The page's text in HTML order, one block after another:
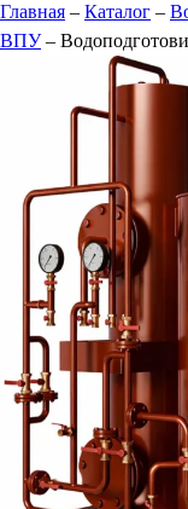
Главная – Каталог –
ВПУ–